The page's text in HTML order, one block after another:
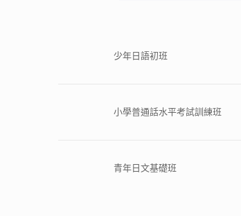
少年日語初班
小學普通話水平考試訓練班
青年日文基礎班